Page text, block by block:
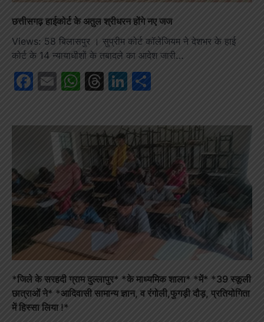
छत्तीसगढ़ हाईकोर्ट के अतुल श्रीधरन होंगे नए जज
Views: 58 बिलासपुर । सुप्रीम कोर्ट कॉलेजियम ने देशभर के हाई
कोर्ट के 14 न्यायाधीशों के तबादले का आदेश जारी…
Facebook
EmailWhatsApp
Threads
LinkedIn
*जिले के सरहदी ग्राम दुल्लापुर* *के माध्यमिक शाला* *में* *39 स्कूली
छात्राओं ने* *आदिवासी सामान्य ज्ञान, व रंगोली,फुगड़ी दौड़, प्रतियोगिता
में हिस्सा लिया !*